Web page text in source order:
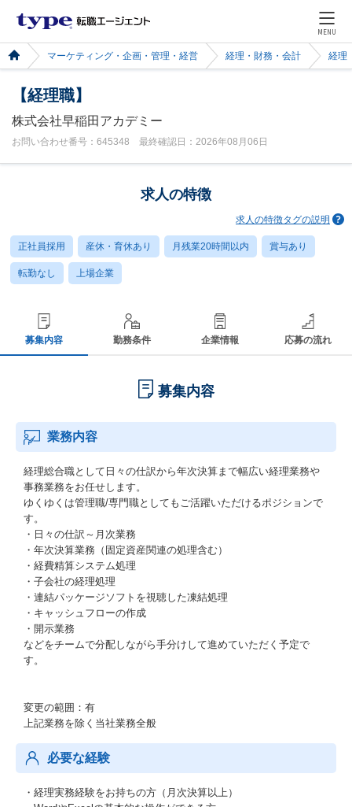
MENU
マーケティング・企画・管理・経営 経理・財務・会計 経理
【経理職】
株式会社早稲田アカデミー
お問い合わせ番号：645348 最終確認日：2026年08月06日
求人の特徴
求人の特徴タグの説明
正社員採用 産休・育休あり 月残業20時間以内 賞与あり
転勤なし 上場企業
募集内容 勤務条件 企業情報 応募の流れ
募集内容
業務内容
経理総合職として日々の仕訳から年次決算まで幅広い経理業務や
事務業務をお任せします。
ゆくゆくは管理職/専門職としてもご活躍いただけるポジションで
す。
・日々の仕訳～月次業務
・年次決算業務（固定資産関連の処理含む）
・経費精算システム処理
・子会社の経理処理
・連結パッケージソフトを視聴した凍結処理
・キャッシュフローの作成
・開示業務
などをチームで分配しながら手分けして進めていただく予定で
す。
変更の範囲：有
上記業務を除く当社業務全般
必要な経験
・経理実務経験をお持ちの方（月次決算以上）